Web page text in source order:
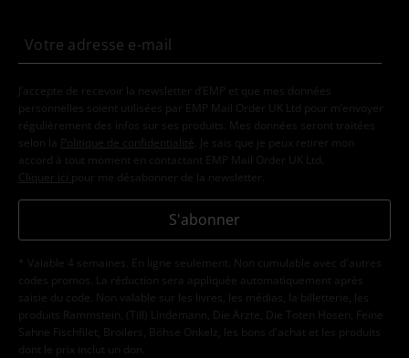
J’accepte de recevoir la newsletter d’EMP et que mes données
personnelles soient utilisées par EMP Mail Order UK Ltd pour m’envoyer
régulièrement des infos sur ses produits. Mes données seront traitées
selon la
Politique de confidentialité . Je sais que je peux retirer mon
accord à tout moment en contactant EMP Mail Order UK Ltd.
Cliquer ici pour me désabonner de la newsletter.
S'abonner
* Valable 4 semaines. En ligne seulement. Non cumulable avec d'autres
codes promos. La réduction sera appliquée automatiquement après
saisie du code. Non valable sur les livres, les médias, la billetterie, les
produits Rammstein, (Till) Lindemann, Die Ärzte, Die Toten Hosen, Feine
Sahne Fischfilet, Broilers, Böhse Onkelz, les bons d'achat et les produits
dont le prix inclut un don.